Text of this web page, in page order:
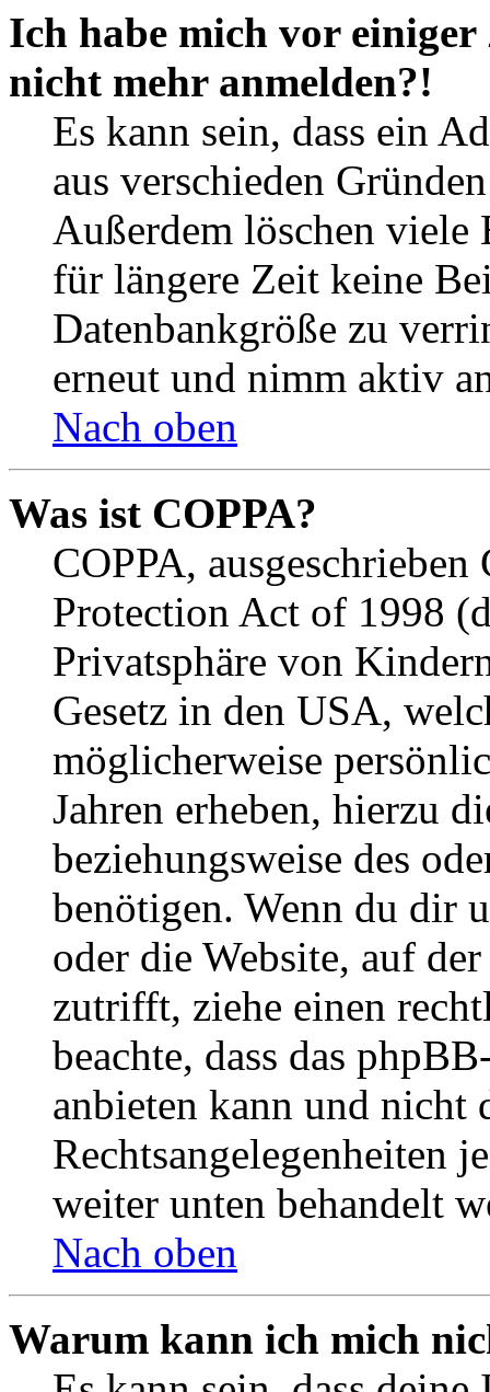
Ich habe mich vor
nicht mehr anmelden?!
Es kann sein, dass ein
aus verschieden
Außerdem löschen viele
für längere Zeit keine
Datenbankgröße zu
erneut und nimm aktiv
Nach oben
Was ist COPPA?
COPPA,
Protection Act of 1998
Privatsphäre von
Gesetz in den USA,
möglicherweise
Jahren erheben, hierzu
beziehungsweise des
benötigen. Wenn du dir
oder die Website, auf
zutrifft, ziehe einen
beachte, dass das
anbieten kann und nicht
Rechtsangelegenheiten
weiter unten behandelt
Nach oben
Warum kann ich mich